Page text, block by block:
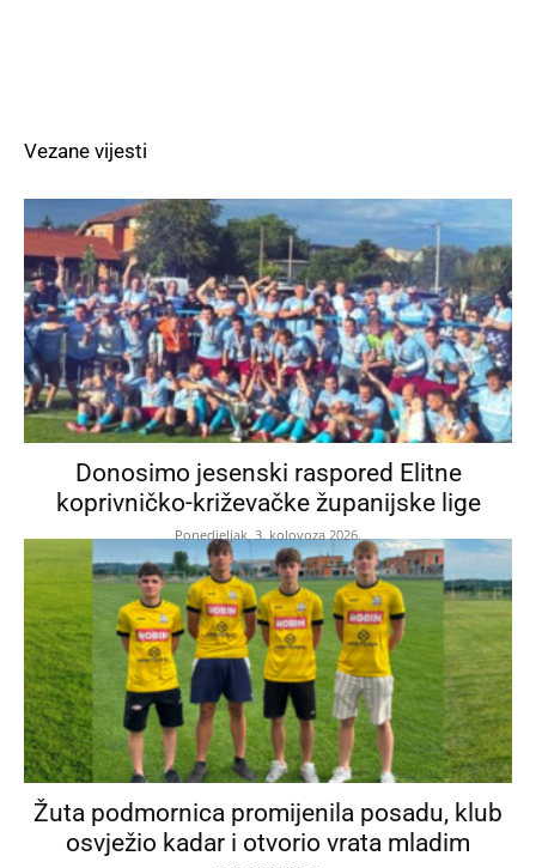
Vezane vijesti
Donosimo jesenski raspored Elitne
koprivničko-križevačke županijske lige
Ponedjeljak, 3. kolovoza 2026.
Žuta podmornica promijenila posadu, klub
osvježio kadar i otvorio vrata mladim